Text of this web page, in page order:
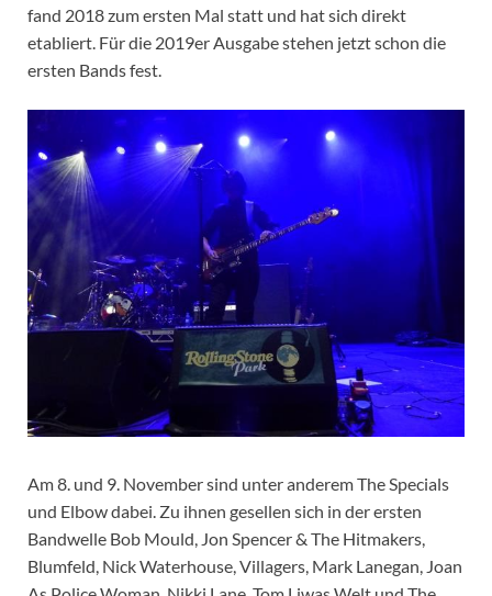
fand 2018 zum ersten Mal statt und hat sich direkt
etabliert. Für die 2019er Ausgabe stehen jetzt schon die
ersten Bands fest.
Am 8. und 9. November sind unter anderem The Specials
und Elbow dabei. Zu ihnen gesellen sich in der ersten
Bandwelle Bob Mould, Jon Spencer & The Hitmakers,
Blumfeld, Nick Waterhouse, Villagers, Mark Lanegan, Joan